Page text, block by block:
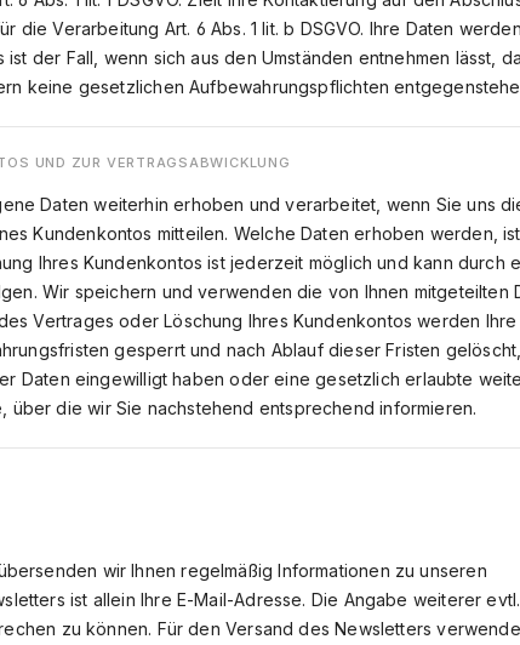
Verarbeitung Art. 6 Abs. 1 lit. b DSGVO. Ihre Daten
der Fall, wenn sich aus den Umständen entnehmen lässt,
keine gesetzlichen Aufbewahrungspflichten
UND ZUR VERTRAGSABWICKLUNG
Daten weiterhin erhoben und verarbeitet, wenn Sie uns
Kundenkontos mitteilen. Welche Daten erhoben werden,
Ihres Kundenkontos ist jederzeit möglich und kann durch
Wir speichern und verwenden die von Ihnen mitgeteilten
Vertrages oder Löschung Ihres Kundenkontos werden Ihre
gesperrt und nach Ablauf dieser Fristen gelöscht,
Daten eingewilligt haben oder eine gesetzlich erlaubte
die wir Sie nachstehend entsprechend informieren.
wir Ihnen regelmäßig Informationen zu unseren
ist allein Ihre E-Mail-Adresse. Die Angabe weiterer
zu können. Für den Versand des Newsletters